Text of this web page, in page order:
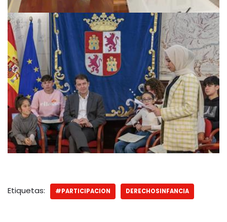
Etiquetas: #PARTICIPACION DERECHOSINFANCIA